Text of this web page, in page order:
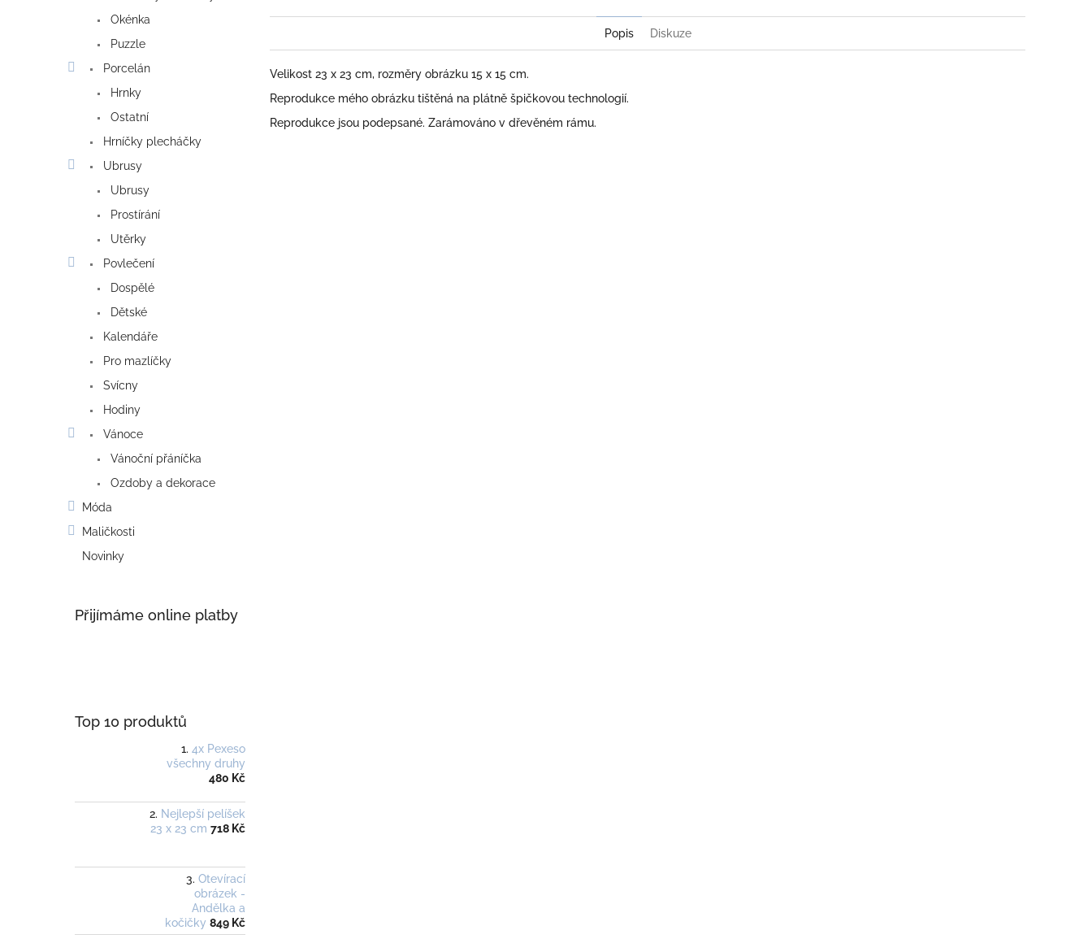
Okénka
Puzzle
Porcelán
Hrnky
Ostatní
Hrníčky plecháčky
Ubrusy
Ubrusy
Prostírání
Utěrky
Povlečení
Dospělé
Dětské
Kalendáře
Pro mazlíčky
Svícny
Hodiny
Vánoce
Vánoční přáníčka
Ozdoby a dekorace
Móda
Maličkosti
Novinky
Přijímáme online platby
Top 10 produktů
4x Pexeso
všechny druhy
480 Kč
Nejlepší pelíšek
23 x 23 cm 718 Kč
Otevírací
obrázek -
Andělka a
kočičky 849 Kč
Popis Diskuze
Velikost 23 x 23 cm, rozměry obrázku 15 x 15 cm.
Reprodukce mého obrázku tištěná na plátně špičkovou technologií.
Reprodukce jsou podepsané. Zarámováno v dřevěném rámu.